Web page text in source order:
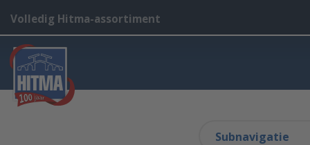
Volledig Hitma-assortiment
Subnavigatie